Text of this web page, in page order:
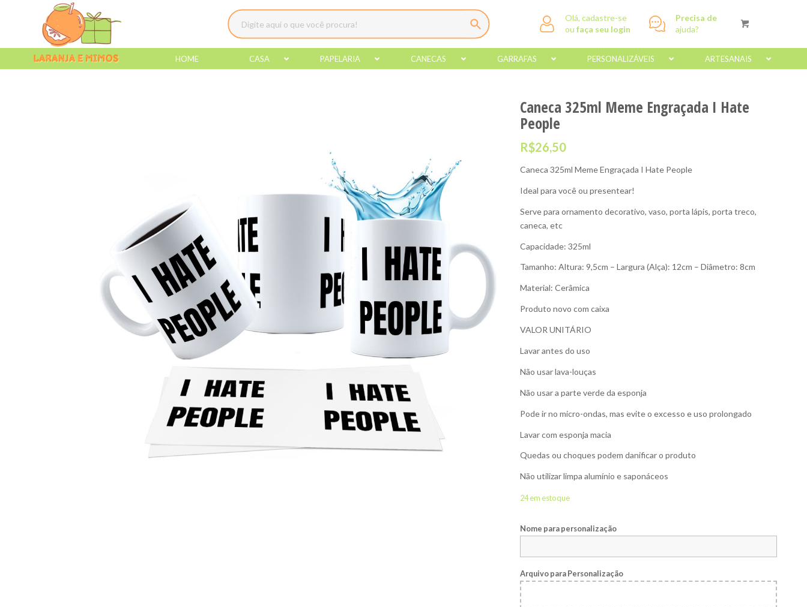
Olá, cadastre-se
oufaça seu login
Precisa de
ajuda?
HOME CASA PAPELARIA CANECAS GARRAFAS PERSONALIZÁVEIS ARTESANAIS
Caneca 325ml Meme Engraçada I Hate
People
R$26,50
Caneca 325ml Meme Engraçada I Hate People
Ideal para você ou presentear!
Serve para ornamento decorativo, vaso, porta lápis, porta treco,
caneca, etc
Capacidade: 325ml
Tamanho: Altura: 9,5cm – Largura (Alça): 12cm – Diâmetro: 8cm
Material: Cerâmica
Produto novo com caixa
VALOR UNITÁRIO
Lavar antes do uso
Não usar lava-louças
Não usar a parte verde da esponja
Pode ir no micro-ondas, mas evite o excesso e uso prolongado
Lavar com esponja macia
Quedas ou choques podem danificar o produto
Não utilizar limpa alumínio e saponáceos
24 em estoque
Nome para personalização
Arquivo para Personalização